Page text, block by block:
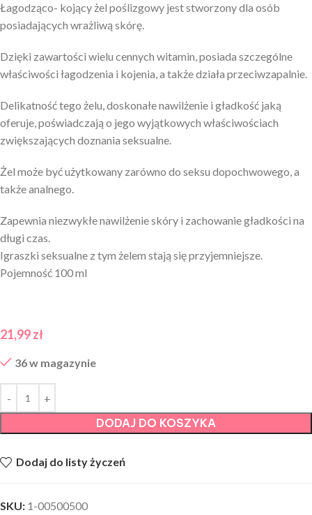
Łagodząco- kojący żel poślizgowy jest stworzony dla osób
posiadających wrażliwą skórę.
Dzięki zawartości wielu cennych witamin, posiada szczególne
właściwości łagodzenia i kojenia, a także działa przeciwzapalnie.
Delikatność tego żelu, doskonałe nawilżenie i gładkość jaką
oferuje, poświadczają o jego wyjątkowych właściwościach
zwiększających doznania seksualne.
Żel może być użytkowany zarówno do seksu dopochwowego, a
także analnego.
Zapewnia niezwykłe nawilżenie skóry i zachowanie gładkości na
długi czas.
Igraszki seksualne z tym żelem stają się przyjemniejsze.
Pojemność 100 ml
21,99zł
36 w magazynie
DODAJ DO KOSZYKA
Dodaj do listy życzeń
SKU: 1-00500500